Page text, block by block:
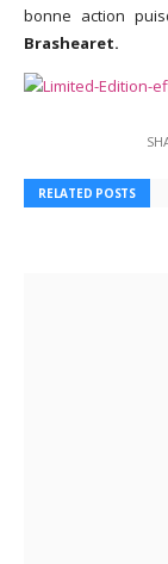
bonne action
Brashearet.
RELATED POSTS